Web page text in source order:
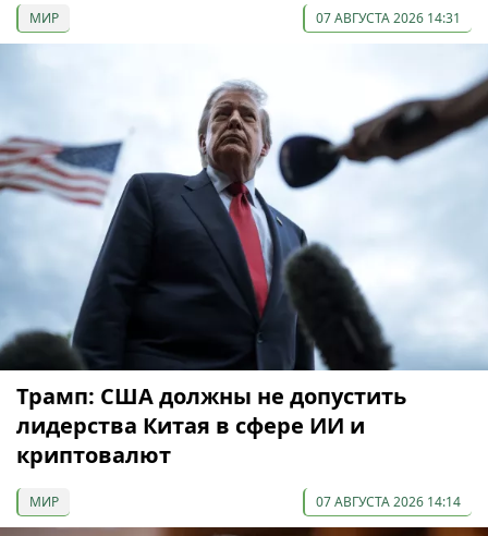
МИР 07 АВГУСТА 2026 14:31
Трамп: США должны не допустить
лидерства Китая в сфере ИИ и
криптовалют
МИР 07 АВГУСТА 2026 14:14